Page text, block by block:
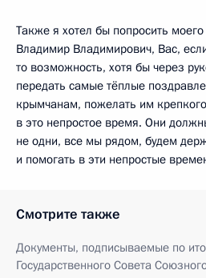
Также я хотел бы попросить моего
Владимир Владимирович, Вас,
то возможность, хотя бы через
передать самые тёплые
крымчанам, пожелать им
в это непростое время. Они
не одни, все мы рядом, будем
и помогать в эти непростые
Смотрите также
Документы, подписываемые по
Государственного Совета